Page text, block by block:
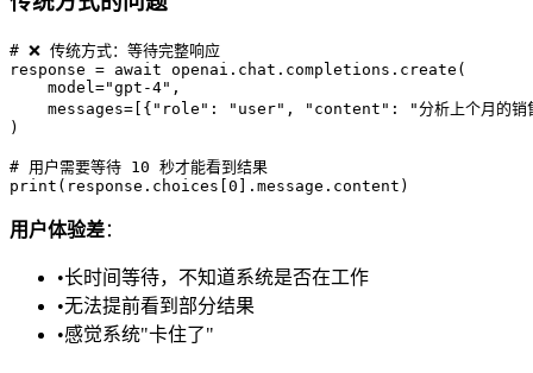
# ❌ 传统方式：等待完整响应
response = await openai.chat.completions.create(
    model="gpt-4",
messages=[{"role": "user", "content": "分析上个月的销
)
# 用户需要等待 10 秒才能看到结果
用户体验差：
•长时间等待，不知道系统是否在工作
•无法提前看到部分结果
•感觉系统"卡住了"